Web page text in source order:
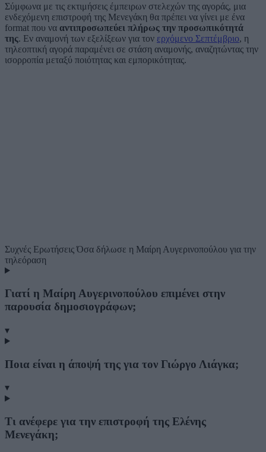
Σύμφωνα με τις εκτιμήσεις έμπειρων στελεχών της αγοράς, μια
ενδεχόμενη επιστροφή της Μενεγάκη θα πρέπει να γίνει με ένα
format που να αντιπροσωπεύει πλήρως την προσωπικότητά
της. Εν αναμονή των εξελίξεων για τον ερχόμενο Σεπτέμβριο, η
τηλεοπτική αγορά παραμένει σε στάση αναμονής, αναζητώντας την
ισορροπία μεταξύ ποιότητας και εμπορικότητας.
Συχνές ΕρωτήσειςΌσα δήλωσε η Μαίρη Αυγερινοπούλου για την
τηλεόραση
Γιατί η Μαίρη Αυγερινοπούλου επιμένει στην
παρουσία δημοσιογράφων;
▾
Ποια είναι η άποψή της για τον Γιώργο Λιάγκα;
▾
Τι ανέφερε για την επιστροφή της Ελένης
Μενεγάκη;